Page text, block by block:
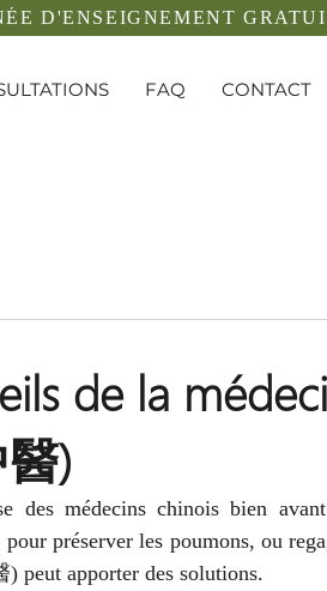
D'ENSEIGNEMENT
FAQ CONTACT
de la
)
des médecins chinois bien
préserver les poumons, ou
peut apporter des solutions.